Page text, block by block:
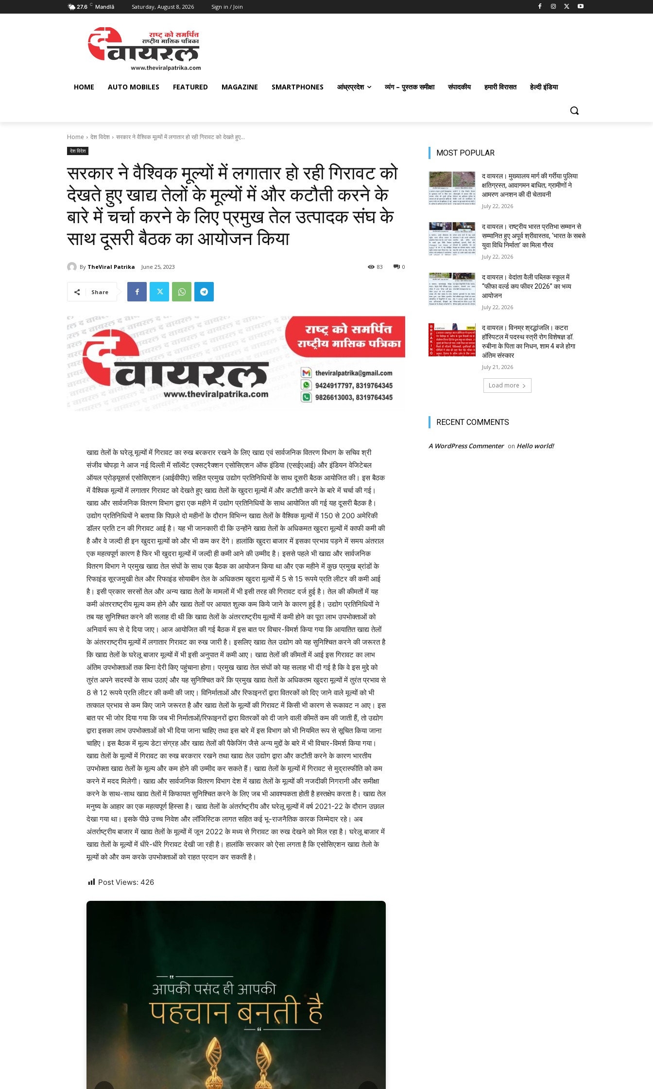
27.6 C Mandlā Saturday, August 8, 2026 Sign in / Join
HOME AUTO MOBILES FEATURED MAGAZINE SMARTPHONES आंध्रप्रदेश व्यंग – पुस्तक समीक्षा संपादकीय हमारी विरासत हेल्दी इंडिया
Home देश विदेश सरकार ने वैश्विक मूल्यों में लगातार हो रही गिरावट को देखते हुए...
देश विदेश
सरकार ने वैश्विक मूल्यों में लगातार हो रही गिरावट को
देखते हुए खाद्य तेलों के मूल्यों में और कटौती करने के
बारे में चर्चा करने के लिए प्रमुख तेल उत्पादक संघ के
साथ दूसरी बैठक का आयोजन किया
By TheViral Patrika June 25, 2023 0
83
Share
खाद्य तेलों के घरेलू मूल्यों में गिरावट का रुख बरकरार रखने के लिए खाद्य एवं सार्वजनिक वितरण विभाग के सचिव श्री
संजीव चोपड़ा ने आज नई दिल्ली में सॉल्वेंट एक्सट्रैक्शन एसोसिएशन ऑफ इंडिया (एसईएआई) और इंडियन वेजिटेबल
ऑयल प्रोड्यूसर्स एसोसिएशन (आईवीपीए) सहित प्रमुख उद्योग प्रतिनिधियों के साथ दूसरी बैठक आयोजित की। इस बैठक
में वैश्विक मूल्यों में लगातार गिरावट को देखते हुए खाद्य तेलों के खुदरा मूल्यों में और कटौती करने के बारे में चर्चा की गई।
खाद्य और सार्वजनिक वितरण विभाग द्वारा एक महीने में उद्योग प्रतिनिधियों के साथ आयोजित की गई यह दूसरी बैठक है।
उद्योग प्रतिनिधियों ने बताया कि पिछले दो महीनों के दौरान विभिन्न खाद्य तेलों के वैश्विक मूल्यों में 150 से 200 अमेरिकी
डॉलर प्रति टन की गिरावट आई है। यह भी जानकारी दी कि उन्होंने खाद्य तेलों के अधिकमत खुदरा मूल्यों में काफी कमी की
है और वे जल्दी ही इन खुदरा मूल्यों को और भी कम कर देंगे। हालांकि खुदरा बाजार में इसका प्रभाव पड़ने में समय अंतराल
एक महत्वपूर्ण कारण है फिर भी खुदरा मूल्यों में जल्दी ही कमी आने की उम्मीद है। इससे पहले भी खाद्य और सार्वजनिक
वितरण विभाग ने प्रमुख खाद्य तेल संघों के साथ एक बैठक का आयोजन किया था और एक महीने में कुछ प्रमुख ब्रांडों के
रिफाइंड सूरजमुखी तेल और रिफाइंड सोयाबीन तेल के अधिकतम खुदरा मूल्यों में 5 से 15 रूपये प्रति लीटर की कमी आई
है। इसी प्रकार सरसों तेल और अन्य खाद्य तेलों के मामलों में भी इसी तरह की गिरावट दर्ज हुई है। तेल की कीमतों में यह
कमी अंतरराष्ट्रीय मूल्य कम होने और खाद्य तेलों पर आयात शुल्क कम किये जाने के कारण हुई है। उद्योग प्रतिनिधियों ने
तब यह सुनिश्चित करने की सलाह दी थी कि खाद्य तेलों के अंतरराष्ट्रीय मूल्यों में कमी होने का पूरा लाभ उपभोक्ताओं को
अनिवार्य रूप से दे दिया जाए। आज आयोजित की गई बैठक में इस बात पर विचार-विमर्श किया गया कि आयातित खाद्य तेलों
के अंतरराष्ट्रीय मूल्यों में लगातार गिरावट का रुख जारी है। इसलिए खाद्य तेल उद्योग को यह सुनिश्चित करने की जरूरत है
कि खाद्य तेलों के घरेलू बाजार मूल्यों में भी इसी अनुपात में कमी आए। खाद्य तेलों की कीमतों में आई इस गिरावट का लाभ
अंतिम उपभोक्ताओं तक बिना देरी किए पहुंचाना होगा। प्रमुख खाद्य तेल संघों को यह सलाह भी दी गई है कि वे इस मुद्दे को
तुरंत अपने सदस्यों के साथ उठाएं और यह सुनिश्चित करें कि प्रमुख खाद्य तेलों के अधिकतम खुदरा मूल्यों में तुरंत प्रभाव से
8 से 12 रूपये प्रति लीटर की कमी की जाए। विनिर्माताओं और रिफाइनरों द्वारा वितरकों को दिए जाने वाले मूल्यों को भी
तत्काल प्रभाव से कम किए जाने जरूरत है और खाद्य तेलों के मूल्यों की गिरावट में किसी भी कारण से रूकावट न आए। इस
बात पर भी जोर दिया गया कि जब भी निर्माताओं/रिफाइनरों द्वारा वितरकों को दी जाने वाली कीमतें कम की जाती हैं, तो उद्योग
द्वारा इसका लाभ उपभोक्ताओं को भी दिया जाना चाहिए तथा इस बारे में इस विभाग को भी नियमित रूप से सूचित किया जाना
चाहिए। इस बैठक में मूल्य डेटा संग्रह और खाद्य तेलों की पैकेजिंग जैसे अन्य मुद्दों के बारे में भी विचार-विमर्श किया गया।
खाद्य तेलों के मूल्यों में गिरावट का रुख बरकरार रखने तथा खाद्य तेल उद्योग द्वारा और कटौती करने के कारण भारतीय
उपभोक्ता खाद्य तेलों के मूल्य और कम होने की उम्मीद कर सकते हैं। खाद्य तेलों के मूल्यों में गिरावट से मुद्रास्फीति को कम
करने में मदद मिलेगी। खाद्य और सार्वजनिक वितरण विभाग देश में खाद्य तेलों के मूल्यों की नजदीकी निगरानी और समीक्षा
करने के साथ-साथ खाद्य तेलों में किफायत सुनिश्चित करने के लिए जब भी आवश्यकता होती है हस्तक्षेप करता है। खाद्य तेल
मनुष्य के आहार का एक महत्वपूर्ण हिस्सा है। खाद्य तेलों के अंतर्राष्ट्रीय और घरेलू मूल्यों में वर्ष 2021-22 के दौरान उछाल
देखा गया था। इसके पीछे उच्च निवेश और लॉजिस्टिक लागत सहित कई भू-राजनैतिक कारक जिम्मेदार रहे। अब
अंतर्राष्ट्रीय बाजार में खाद्य तेलों के मूल्यों में जून 2022 के मध्य से गिरावट का रुख देखने को मिल रहा है। घरेलू बाजार में
खाद्य तेलों के मूल्यों में धीरे-धीरे गिरावट देखी जा रही है। हालांकि सरकार को ऐसा लगता है कि एसोसिएशन खाद्य तेलो के
मूल्यों को और कम करके उपभोक्ताओं को राहत प्रदान कर सकती है।
Post Views: 426
MOST POPULAR
द वायरल। मुख्यालय मार्ग की गर्रीया पुलिया
क्षतिग्रस्त, आवागमन बाधित; ग्रामीणों ने
आमरण अनशन की दी चेतावनी
July 22, 2026
द वायरल। राष्ट्रीय भारत प्रतिभा सम्मान से
सम्मानित हुए अपूर्व श्रीवास्तव, ‘भारत के सबसे
युवा विधि निर्माता’ का मिला गौरव
July 22, 2026
द वायरल। वेदांता वैली पब्लिक स्कूल में
“फीफा वर्ल्ड कप फीवर 2026” का भव्य
आयोजन
July 22, 2026
द वायरल। विनम्र श्रद्धांजलि। कटरा
हॉस्पिटल में पदस्थ स्त्री रोग विशेषज्ञ डॉ.
रुबीना के पिता का निधन, शाम 4 बजे होगा
अंतिम संस्कार
July 21, 2026
Load more
RECENT COMMENTS
A WordPress Commenter on Hello world!